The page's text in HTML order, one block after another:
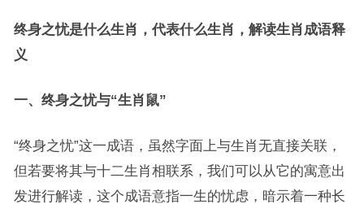
终身之忧是什么生肖，代表什么生肖，解读生肖成语释
义
一、终身之忧与“生肖鼠”
“终身之忧”这一成语，虽然字面上与生肖无直接关联，
但若要将其与十二生肖相联系，我们可以从它的寓意出
发进行解读，这个成语意指一生的忧虑，暗示着一种长